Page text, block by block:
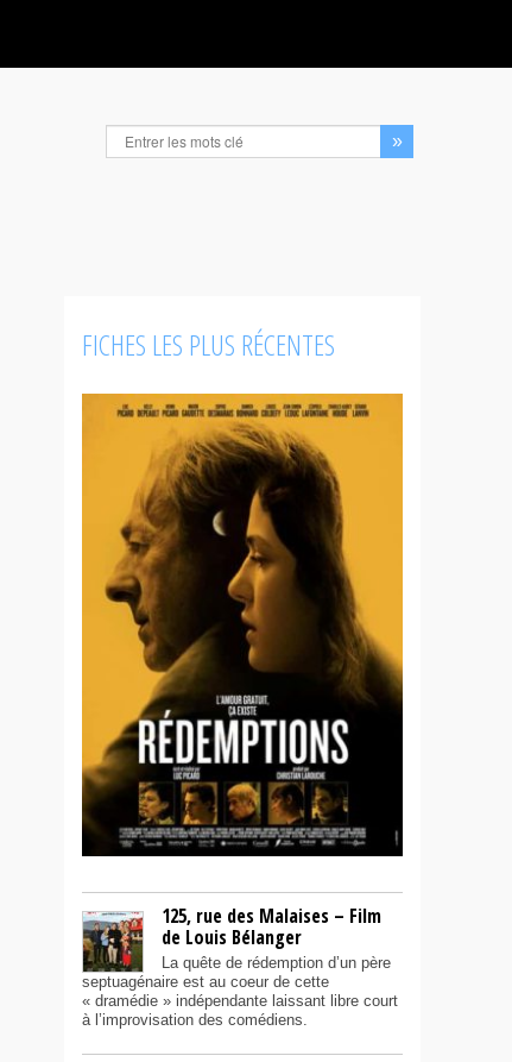
FICHES LES PLUS RÉCENTES
125, rue des Malaises – Film
de Louis Bélanger
La quête de rédemption d’un père
septuagénaire est au coeur de cette
« dramédie » indépendante laissant libre court
à l’improvisation des comédiens.